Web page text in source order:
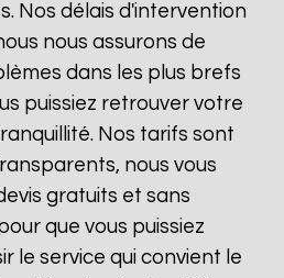
Nos délais d'intervention
nous assurons de
dans les plus brefs
puissiez retrouver votre
Nos tarifs sont
nous vous
gratuits et sans
que vous puissiez
le service qui convient le